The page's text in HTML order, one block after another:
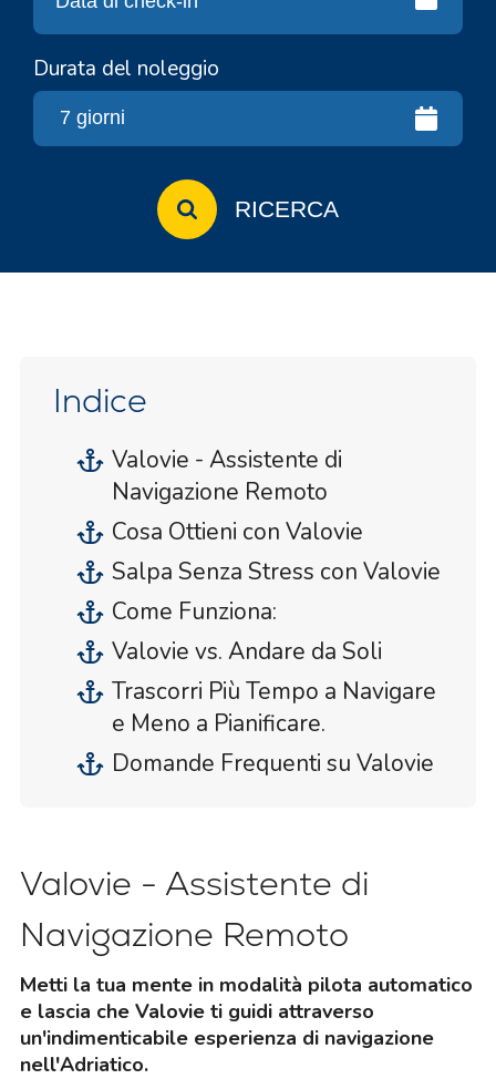
Durata del noleggio
RICERCA
Indice
Valovie - Assistente di
Navigazione Remoto
Cosa Ottieni con Valovie
Salpa Senza Stress con Valovie
Come Funziona:
Valovie vs. Andare da Soli
Trascorri Più Tempo a Navigare
e Meno a Pianificare.
Domande Frequenti su Valovie
Valovie - Assistente di
Navigazione Remoto
Metti la tua mente in modalità pilota automatico
e lascia che Valovie ti guidi attraverso
un'indimenticabile esperienza di navigazione
nell'Adriatico.